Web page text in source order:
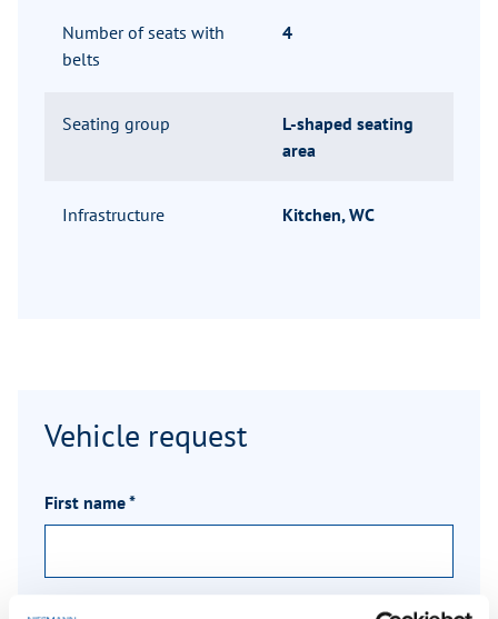
Number of seats with
belts
4
Seating group
L-shaped seating
area
Infrastructure Kitchen, WC
Vehicle request
First name*